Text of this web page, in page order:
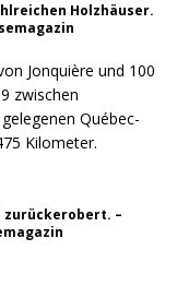
Holzhäuser.
Jonquière und 100
zwischen
Québec-
Kilometer.
zurückerobert. –